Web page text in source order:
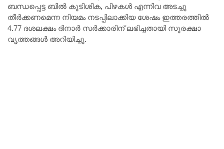
ബന്ധപ്പെട്ട ബിൽ കുടിശിക, പിഴകൾ എന്നിവ അടച്ചു
തീർക്കണമെന്ന നിയമം നടപ്പിലാക്കിയ ശേഷം ഇത്തരത്തിൽ
4.77 ദശലക്ഷം ദിനാർ സർക്കാരിന് ലഭിച്ചതായി സുരക്ഷാ
വൃത്തങ്ങൾ അറിയിച്ചു.